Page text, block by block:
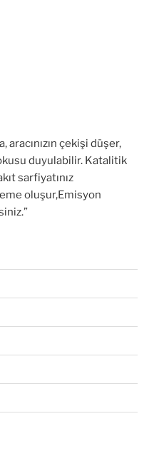
aracınızın çekişi düşer,
duyulabilir. Katalitik
sarfiyatınız
oluşur,Emisyon